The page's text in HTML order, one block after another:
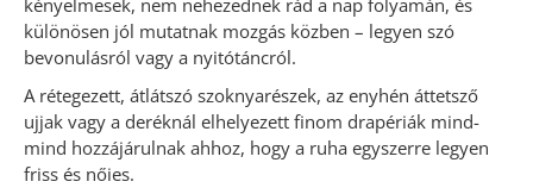
kényelmesek, nem nehezednek rád a nap folyamán, és
különösen jól mutatnak mozgás közben – legyen szó
bevonulásról vagy a nyitótáncról.
A rétegezett, átlátszó szoknyarészek, az enyhén áttetsző
ujjak vagy a deréknál elhelyezett finom drapériák mind-
mind hozzájárulnak ahhoz, hogy a ruha egyszerre legyen
friss és nőies.